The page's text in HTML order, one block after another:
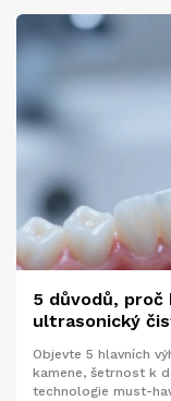
5 důvodů,
ultrasonický
Objevte 5 hlavních
kamene, šetrnost k
technologie must-